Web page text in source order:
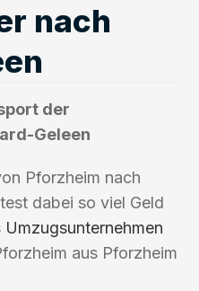
nach
der
Geleen
Pforzheim nach
dabei so viel Geld
Umzugsunternehmen
aus Pforzheim